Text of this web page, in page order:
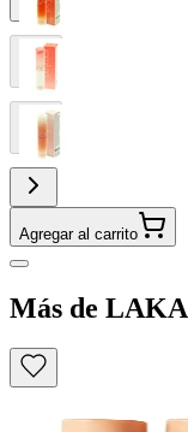
Agregar al carrito
Más de LAKA